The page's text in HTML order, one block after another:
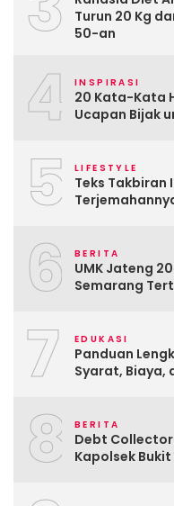
Turun 20 Kg
50-an
4 INSPIRASI
20 Kata-Kata
Ucapan Bijak
5 LIFESTYLE
Teks Takbiran
6 BERITA
UMK Jateng
Semarang
7 EDUKASI
Panduan
Syarat, Biaya,
8 BERITA
Debt Collector
Kapolsek